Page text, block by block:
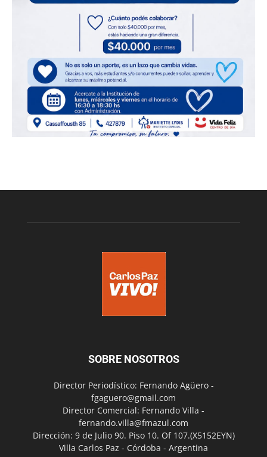
SOBRE NOSOTROS
Director Periodístico: Fernando Agüero -
fgaguero@gmail.com
Director Comercial: Fernando Villa -
fernando.villa@fmazul.com
Dirección: 9 de Julio 90. Piso 10. Of 107.(X5152EYN)
Villa Carlos Paz - Córdoba - Argentina